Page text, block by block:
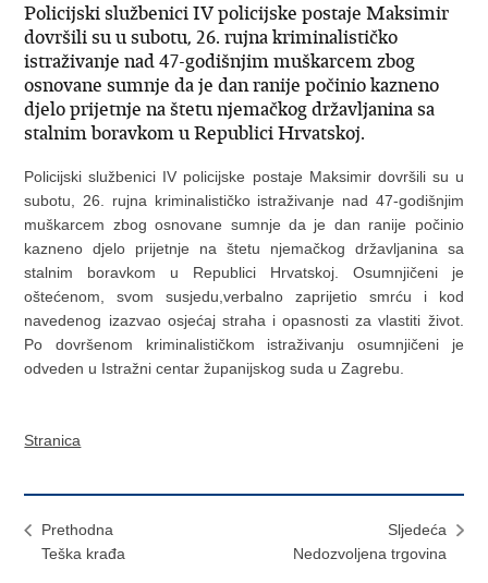
Policijski službenici IV policijske postaje Maksimir
dovršili su u subotu, 26. rujna kriminalističko
istraživanje nad 47-godišnjim muškarcem zbog
osnovane sumnje da je dan ranije počinio kazneno
djelo prijetnje na štetu njemačkog državljanina sa
stalnim boravkom u Republici Hrvatskoj.
Policijski službenici IV policijske postaje Maksimir dovršili su u
subotu, 26. rujna kriminalističko istraživanje nad 47-godišnjim
muškarcem zbog osnovane sumnje da je dan ranije počinio
kazneno djelo prijetnje na štetu njemačkog državljanina sa
stalnim boravkom u Republici Hrvatskoj. Osumnjičeni je
oštećenom, svom susjedu,verbalno zaprijetio smrću i kod
navedenog izazvao osjećaj straha i opasnosti za vlastiti život.
Po dovršenom kriminalističkom istraživanju osumnjičeni je
odveden u Istražni centar županijskog suda u Zagrebu.
Stranica
Prethodna
Teška krađa
Sljedeća
Nedozvoljena trgovina